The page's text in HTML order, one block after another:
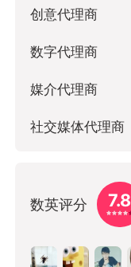
创意代理商
数字代理商
媒介代理商
社交媒体代理商
数英评分 7.8